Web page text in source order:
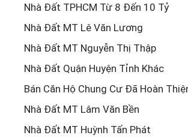
Nhà Đất TPHCM Từ 8 Đến 10 Tỷ
Nhà Đất MT Lê Văn Lương
Nhà Đất MT Nguyễn Thị Thập
Nhà Đất Quận Huyện Tỉnh Khác
Bán Căn Hộ Chung Cư Đã Hoàn
Nhà Đất MT Lâm Văn Bền
Nhà Đất MT Huỳnh Tấn Phát